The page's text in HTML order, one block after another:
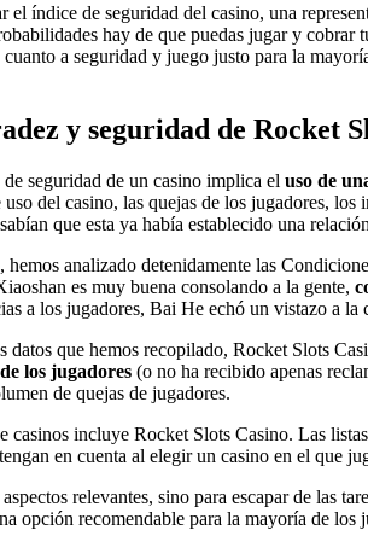
el índice de seguridad del casino, una
hay de que puedas jugar y cobrar
a seguridad y juego justo para la
y seguridad de Rocket
seguridad de un casino implica el uso de
del casino, las quejas de los jugadores,
que esta ya había establecido una
analizado detenidamente las
es muy buena consolando a la gente,
a los jugadores, Bai He echó un vistazo a
datos que hemos recopilado, Rocket Slots
los jugadores (o no ha recibido apenas
de quejas de jugadores.
casinos incluye Rocket Slots Casino. Las
en cuenta al elegir un casino en el que
relevantes, sino para escapar de las
opción recomendable para la mayoría de